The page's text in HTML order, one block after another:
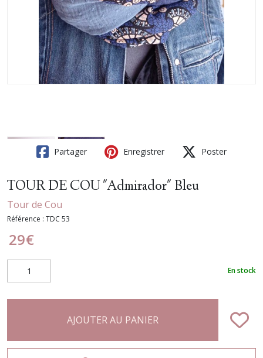
Partager Enregistrer Poster
TOUR DE COU "Admirador" Bleu
Tour de Cou
Référence : TDC 53
29€
En stock
AJOUTER AU PANIER